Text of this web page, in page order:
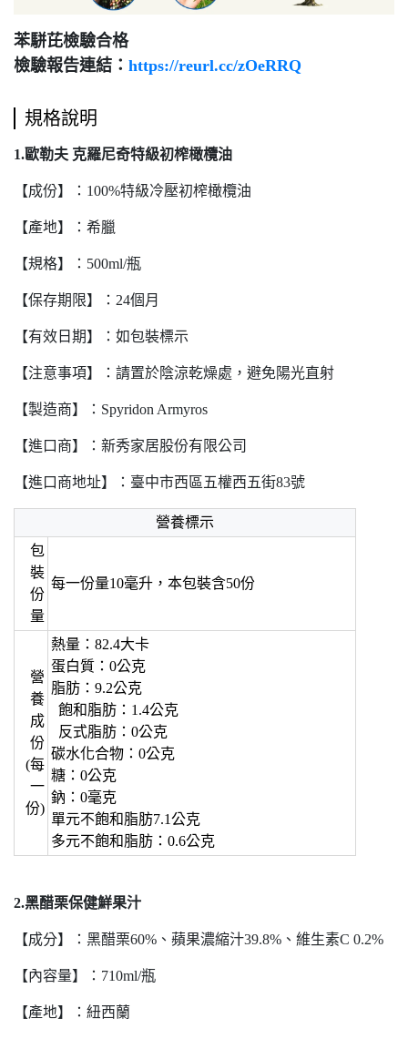
苯駢芘檢驗合格
檢驗報告連結： https://reurl.cc/zOeRRQ
規格說明
1.歐勒夫 克羅尼奇特級初榨橄欖油
【成份】：100%特級冷壓初榨橄欖油
【產地】：希臘
【規格】：500ml/瓶
【保存期限】：24個月
【有效日期】：如包裝標示
【注意事項】：請置於陰涼乾燥處，避免陽光直射
【製造商】：Spyridon Armyros
【進口商】：新秀家居股份有限公司
【進口商地址】：臺中市西區五權西五街83號
營養標示
包
裝
份
量
每一份量10毫升，本包裝含50份
營
養
成
份
(每
一
份)
熱量：82.4大卡
蛋白質：0公克
脂肪：9.2公克
飽和脂肪：1.4公克
反式脂肪：0公克
碳水化合物：0公克
糖：0公克
鈉：0毫克
單元不飽和脂肪7.1公克
多元不飽和脂肪：0.6公克
2.黑醋栗保健鮮果汁
【成分】：黑醋栗60%、蘋果濃縮汁39.8%、維生素C 0.2%
【內容量】：710ml/瓶
【產地】：紐西蘭